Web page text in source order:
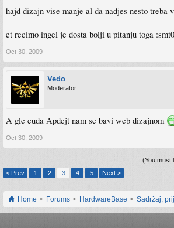
hajd dizajn vise manje al da nadjes nesto treba
et recimo ingel je dosta bolji u pitanju toga
Oct 30, 2009
Vedo
Moderator
A gle cuda Apdejt nam se bavi web dizajnom
Oct 30, 2009
(You must
< Prev
1 2 3 4 5 Next >
Home Forums HardwareBase Sadržaj,